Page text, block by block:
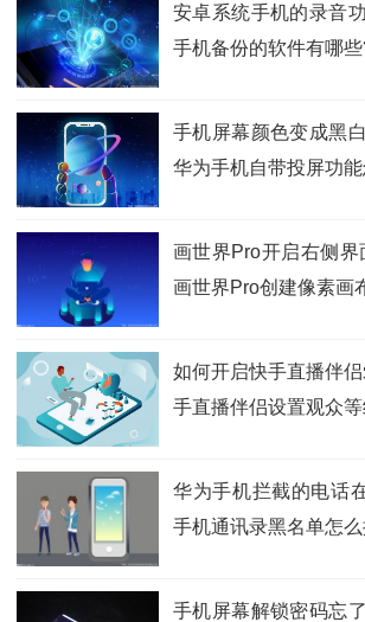
安卓系统手机的录音
手机备份的软件有哪
手机屏幕颜色变成黑
华为手机自带投屏功
画世界Pro开启右侧界
画世界Pro创建像素画
如何开启快手直播伴
手直播伴侣设置观众
华为手机拦截的电话
手机通讯录黑名单怎
手机屏幕解锁密码忘